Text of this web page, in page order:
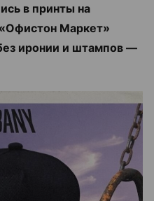
в принты на
Маркет»
иронии и штампов —